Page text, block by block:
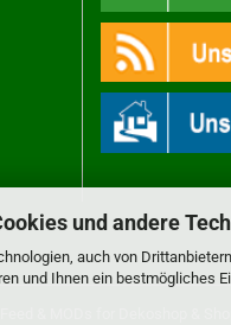
und andere
auch von
und Ihnen ein bestmögliches